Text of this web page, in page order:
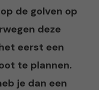
de golven op
deze
eerst een
te plannen.
je dan een